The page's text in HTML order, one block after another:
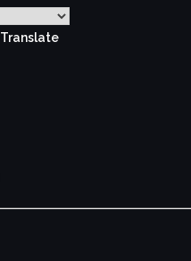
Translate